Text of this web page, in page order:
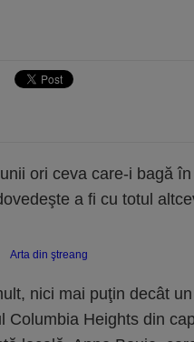
ori ceva care-i bagă
a fi cu totul
nici mai puţin decât
Columbia Heights din